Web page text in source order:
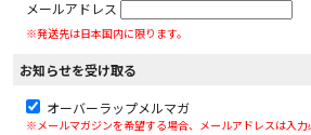
メールアドレス
※発送先は日本国内に限ります。
お知らせを受け取る
オーバーラップメルマガ
※メールマガジンを希望する場合、メールアドレスは入力